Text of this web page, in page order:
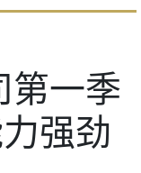
第一季
强劲